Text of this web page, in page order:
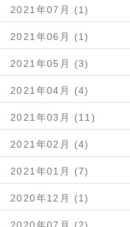
2021年07月 (1)
2021年06月 (1)
2021年05月 (3)
2021年04月 (4)
2021年03月 (11)
2021年02月 (4)
2021年01月 (7)
2020年12月 (1)